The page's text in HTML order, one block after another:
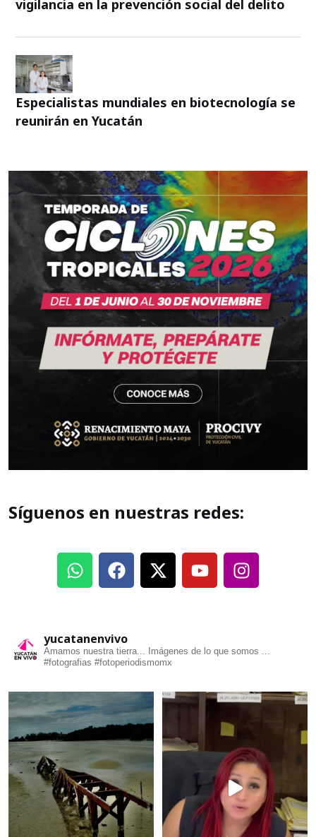
vigilancia en la prevención social del delito
Especialistas mundiales en biotecnología se
reunirán en Yucatán
Síguenos en nuestras redes:
yucatanenvivo
Amamos nuestra tierra... Imágenes de lo que somos ...
#fotografias #fotoperiodismomx